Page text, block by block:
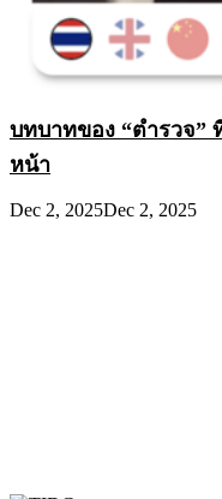
บทบาทของ “ตำรวจ”
หน้า
Dec 2, 2025Dec 2, 2025